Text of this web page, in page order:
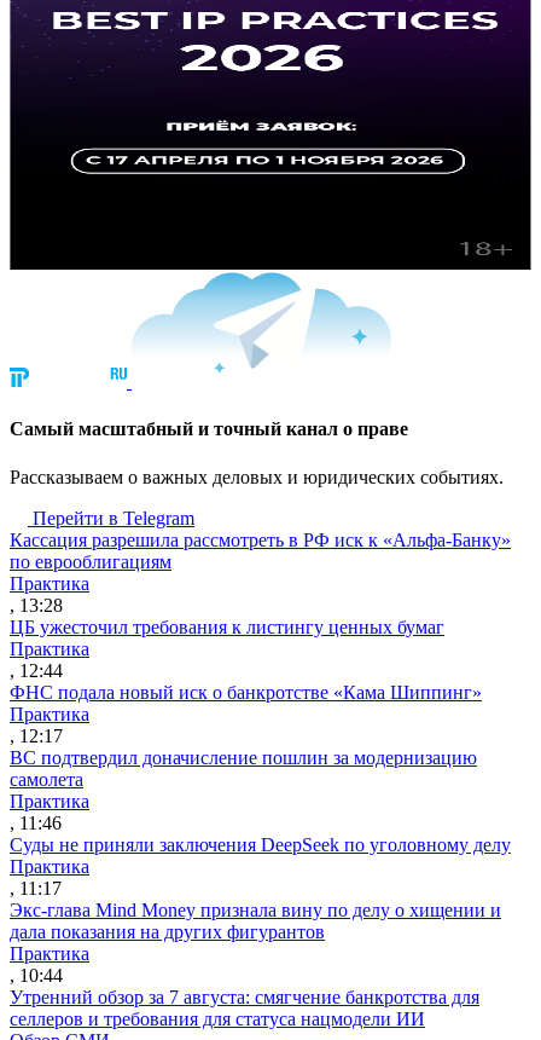
Cамый масштабный и точный канал о праве
Рассказываем о важных деловых и юридических событиях.
Перейти в Telegram
Кассация разрешила рассмотреть в РФ иск к «Альфа-Банку»
по еврооблигациям
Практика
, 13:28
ЦБ ужесточил требования к листингу ценных бумаг
Практика
, 12:44
ФНС подала новый иск о банкротстве «Кама Шиппинг»
Практика
, 12:17
ВС подтвердил доначисление пошлин за модернизацию
самолета
Практика
, 11:46
Суды не приняли заключения DeepSeek по уголовному делу
Практика
, 11:17
Экс-глава Mind Money признала вину по делу о хищении и
дала показания на других фигурантов
Практика
, 10:44
Утренний обзор за 7 августа: смягчение банкротства для
селлеров и требования для статуса нацмодели ИИ